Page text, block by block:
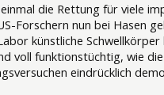
die Rettung für viele
Forschern nun bei Hasen
künstliche
voll funktionstüchtig, wie
eindrücklich